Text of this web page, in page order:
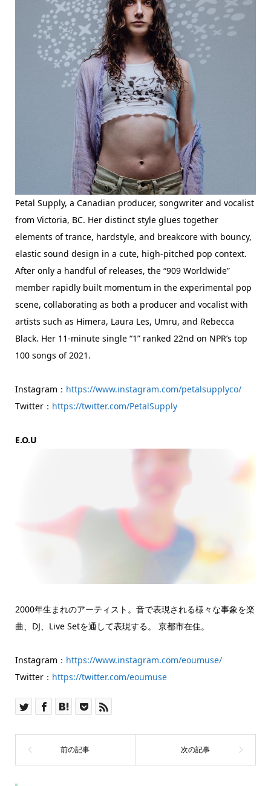
Petal Supply, a Canadian producer, songwriter and vocalist
from Victoria, BC. Her distinct style glues together
elements of trance, hardstyle, and breakcore with bouncy,
elastic sound design in a cute, high-pitched pop context.
After only a handful of releases, the “909 Worldwide”
member rapidly built momentum in the experimental pop
scene, collaborating as both a producer and vocalist with
artists such as Himera, Laura Les, Umru, and Rebecca
Black. Her 11-minute single “1” ranked 22nd on NPR’s top
100 songs of 2021.
Instagram： https://www.instagram.com/petalsupplyco/
Twitter： https://twitter.com/PetalSupply
E.O.U
2000年生まれのアーティスト。音で表現される様々な事象を楽
曲、DJ、Live Setを通して表現する。 京都市在住。
Instagram： https://www.instagram.com/eoumuse/
Twitter： https://twitter.com/eoumuse